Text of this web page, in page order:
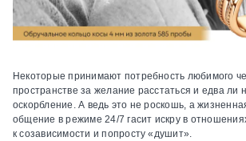
Некоторые принимают потребность любимого
пространстве за желание расстаться и едва ли
оскорбление. А ведь это не роскошь, а
общение в режиме 24/7 гасит искру в
к созависимости и попросту «душит».